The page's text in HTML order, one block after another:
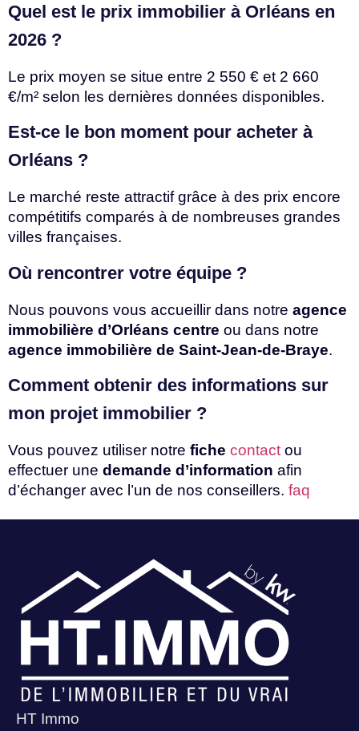
Quel est le prix immobilier à Orléans en
2026 ?
Le prix moyen se situe entre 2 550 € et 2 660
€/m² selon les dernières données disponibles.
Est-ce le bon moment pour acheter à
Orléans ?
Le marché reste attractif grâce à des prix encore
compétitifs comparés à de nombreuses grandes
villes françaises.
Où rencontrer votre équipe ?
Nous pouvons vous accueillir dans notre agence
immobilière d’Orléans centre ou dans notre
agence immobilière de Saint-Jean-de-Braye.
Comment obtenir des informations sur
mon projet immobilier ?
Vous pouvez utiliser notre fiche contact ou
effectuer une demande d’information afin
d’échanger avec l’un de nos conseillers. faq
HT Immo